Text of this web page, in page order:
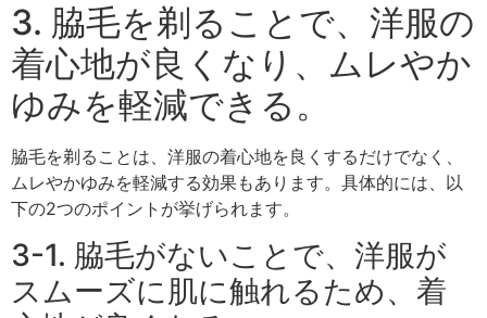
3. 脇毛を剃ることで、洋服の
着心地が良くなり、ムレやか
ゆみを軽減できる。
脇毛を剃ることは、洋服の着心地を良くするだけでなく、
ムレやかゆみを軽減する効果もあります。具体的には、以
下の2つのポイントが挙げられます。
3-1. 脇毛がないことで、洋服が
スムーズに肌に触れるため、着